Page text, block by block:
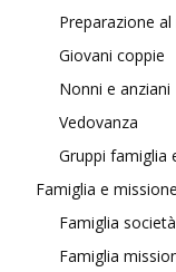
Preparazione
Giovani coppie
Nonni e anziani
Vedovanza
Gruppi famiglia
Famiglia e missione
Famiglia
Famiglia